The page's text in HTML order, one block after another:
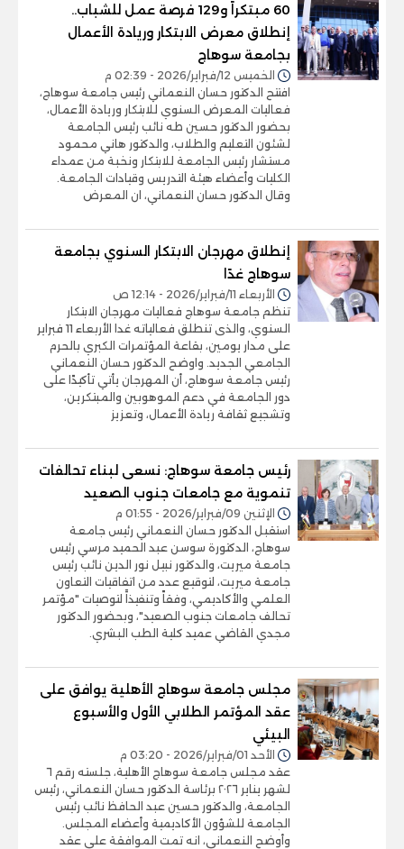
60 مبتكراً و129 فرصة عمل للشباب..
إنطلاق معرض الابتكار وريادة الأعمال
بجامعة سوهاج
الخميس 12/فبراير/2026 - 02:39 م
افتتح الدكتور حسان النعماني رئيس جامعة سوهاج،
فعاليات المعرض السنوي للابتكار وريادة الأعمال،
بحضور الدكتور حسين طه نائب رئيس الجامعة
لشئون التعليم والطلاب، والدكتور هاني محمود
مستشار رئيس الجامعة للابتكار ونخبة من عمداء
الكليات وأعضاء هيئة التدريس وقيادات الجامعة.
وقال الدكتور حسان النعماني، ان المعرض
إنطلاق مهرجان الابتكار السنوي بجامعة
سوهاج غدًا
الأربعاء 11/فبراير/2026 - 12:14 ص
تنظم جامعة سوهاج فعاليات مهرجان الابتكار
السنوي، والذى تنطلق فعالياته غدا الأربعاء 11 فبراير
على مدار يومين، بقاعة المؤتمرات الكبري بالحرم
الجامعي الجديد. واوضح الدكتور حسان النعماني
رئيس جامعة سوهاج، أن المهرجان يأتي تأكيدًا على
دور الجامعة في دعم الموهوبين والمبتكرين،
وتشجيع ثقافة ريادة الأعمال، وتعزيز
رئيس جامعة سوهاج: نسعى لبناء تحالفات
تنموية مع جامعات جنوب الصعيد
الإثنين 09/فبراير/2026 - 01:55 م
استقبل الدكتور حسان النعماني رئيس جامعة
سوهاج، الدكتورة سوسن عبد الحميد مرسي رئيس
جامعة ميريت، والدكتور نبيل نور الدين نائب رئيس
جامعة ميريت، لتوقيع عدد من اتفاقيات التعاون
العلمي والأكاديمي، وفقاً وتنفيذاََ لتوصيات "مؤتمر
تحالف جامعات جنوب الصعيد"، وبحضور الدكتور
مجدي القاضي عميد كلية الطب البشري.
مجلس جامعة سوهاج الأهلية يوافق على
عقد المؤتمر الطلابي الأول والأسبوع
البيئي
الأحد 01/فبراير/2026 - 03:20 م
عقد مجلس جامعة سوهاج الأهلية، جلسته رقم ٦
لشهر يناير ٢٠٢٦ برئاسة الدكتور حسان النعماني، رئيس
الجامعة، والدكتور حسين عبد الحافظ نائب رئيس
الجامعة للشؤون الأكاديمية وأعضاء المجلس.
وأوضح النعماني، انه تمت الموافقة علي عقد